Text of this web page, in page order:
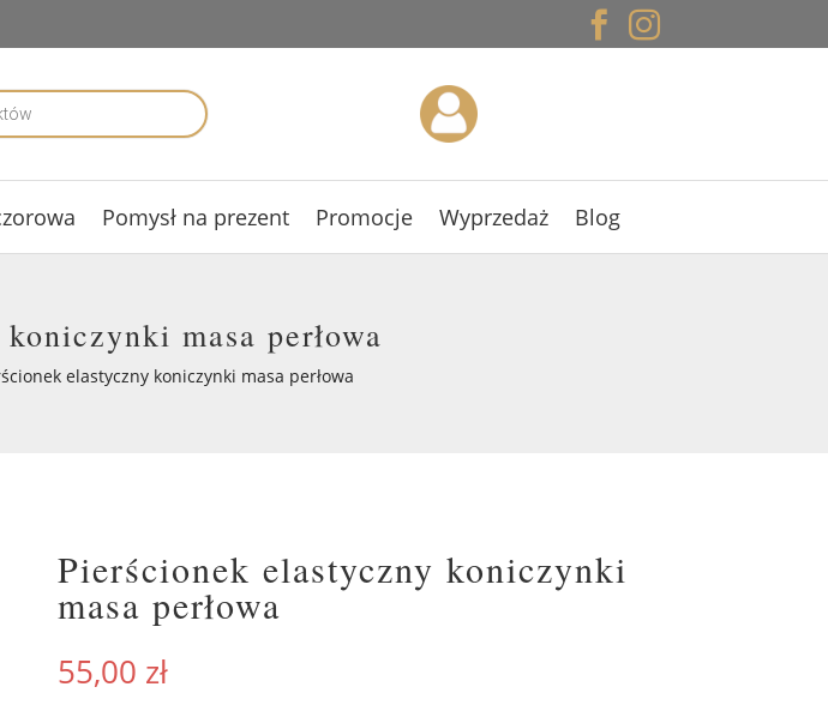


Pomysł na prezent Promocje Wyprzedaż Blog
masa perłowa
elastyczny koniczynki masa perłowa
Pierścionek elastyczny koniczynki
masa perłowa
55,00 zł